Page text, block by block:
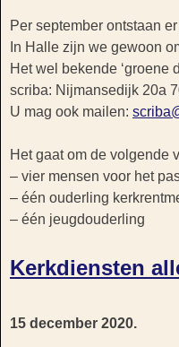
Per september ontstaan
In Halle zijn we gewoon
Het wel bekende ‘groene
scriba: Nijmansedijk 20a
U mag ook mailen:
Het gaat om de volgende
– vier mensen voor het
– één ouderling
– één jeugdouderling
Kerkdiensten
15 december 2020.